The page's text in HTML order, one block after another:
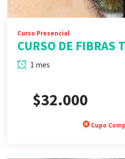
Curso Presencial
CURSO DE FIBRAS
1 mes
$32.000
Cupo